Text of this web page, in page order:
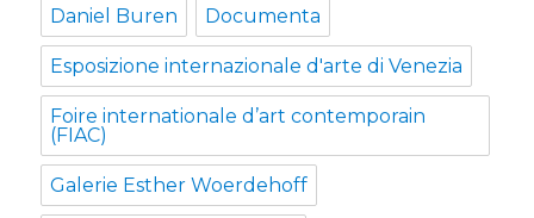
Daniel Buren Documenta
Esposizione internazionale d'arte di Venezia
Foire internationale d’art contemporain
(FIAC)
Galerie Esther Woerdehoff